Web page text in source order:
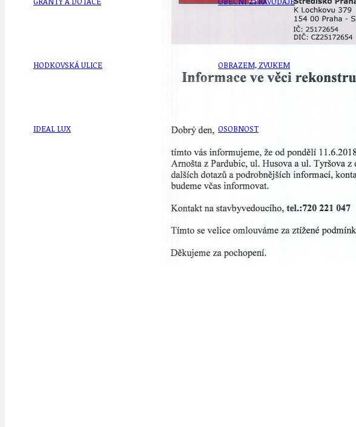
HODKOVSKÁ ULICE
IDEAL LUX
OBRAZEM, ZVUKEM
OSOBNOST